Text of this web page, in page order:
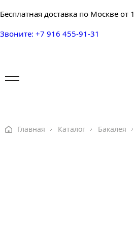
Бесплатная доставка по Москве от
Звоните: +7 916 455-91-31
Главная Каталог Бакалея
Ваш вопрос